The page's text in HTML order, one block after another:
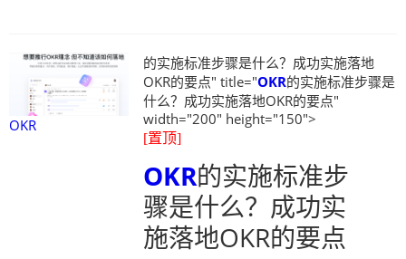
OKR
的实施标准步骤是什么？成功实施落地
OKR的要点" title="OKR的实施标准步骤是
什么？成功实施落地OKR的要点"
width="200" height="150">
[置顶]
OKR的实施标准步
骤是什么？成功实
施落地OKR的要点